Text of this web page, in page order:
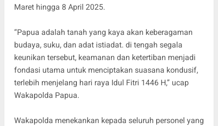
Maret hingga 8 April 2025.
“Papua adalah tanah yang kaya akan keberagaman
budaya, suku, dan adat istiadat. di tengah segala
keunikan tersebut, keamanan dan ketertiban menjadi
fondasi utama untuk menciptakan suasana kondusif,
terlebih menjelang hari raya Idul Fitri 1446 H,” ucap
Wakapolda Papua.
Wakapolda menekankan kepada seluruh personel yang